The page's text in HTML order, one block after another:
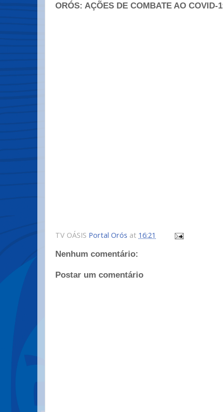
ORÓS: AÇÕES DE COMBATE AO COVID-
TV OÁSIS Portal Orós at 16:21
Nenhum comentário:
Postar um comentário